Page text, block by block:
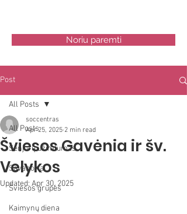
Noriu paremti
Post
All Posts
Senjorų užimtumas
Savanoriai
Šviesos grupės
Kaimynų diena
All Posts
Šviesos Gavėnia ir šv.
Velykos
soccentras
Apr 25, 2025 2 min read
Updated: Apr 30, 2025